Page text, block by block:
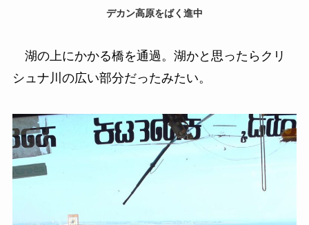
デカン高原をばく進中
湖の上にかかる橋を通過。湖かと思ったらクリ
シュナ川の広い部分だったみたい。